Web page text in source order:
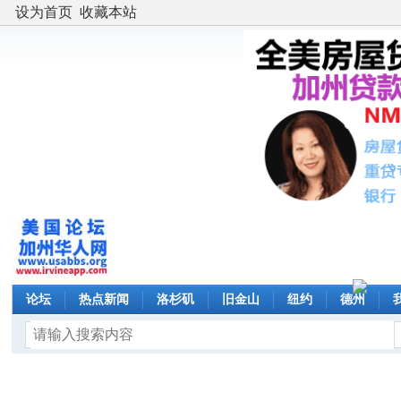
设为首页 收藏本站
论坛 热点新闻 洛杉矶 旧金山 纽约 德州